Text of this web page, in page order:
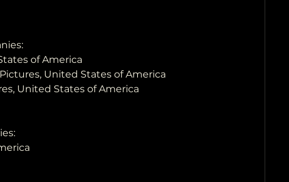
of America
United States of America
United States of America